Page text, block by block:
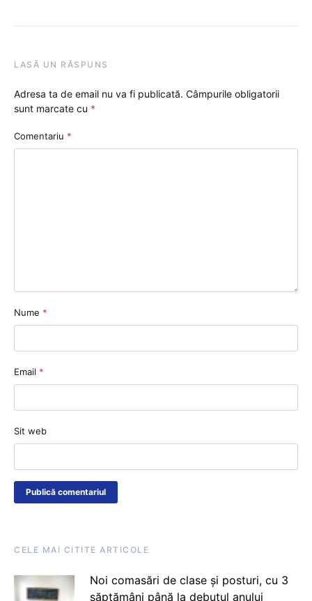
LASĂ UN RĂSPUNS
Adresa ta de email nu va fi publicată. Câmpurile obligatorii
sunt marcate cu *
Comentariu *
Nume *
Email *
Sit web
CELE MAI CITITE ARTICOLE
Noi comasări de clase și posturi, cu 3
săptămâni până la debutul anului